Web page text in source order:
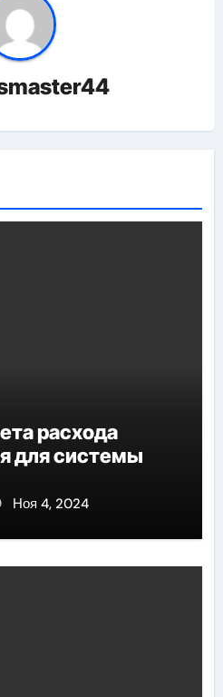
расхода
для системы
Ноя 4, 2024